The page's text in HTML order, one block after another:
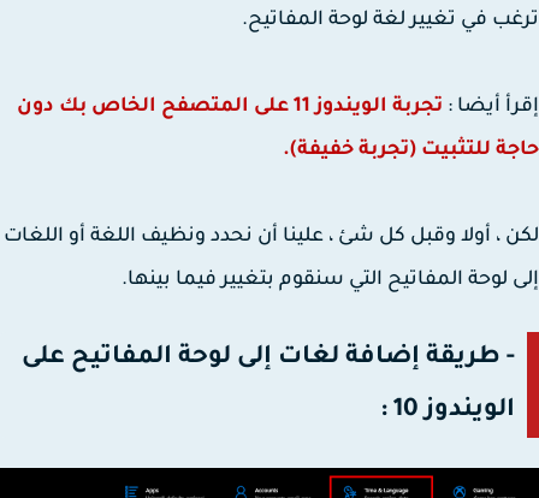
في تغيير لغة لوحة المفاتيح.
أيضا :
تجربة الويندوز 11 على المتصفح الخاص بك دون
للتثبيت (تجربة خفيفة).
، أولا وقبل كل شئ ، علينا أن نحدد ونظيف اللغة أو اللغات
لوحة المفاتيح التي سنقوم بتغيير فيما بينها.
- طريقة إضافة لغات إلى لوحة المفاتيح على
الويندوز 10 :